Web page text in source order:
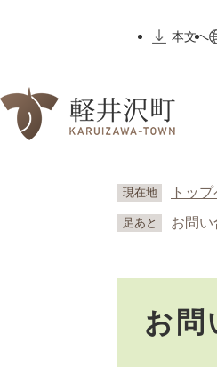
先
本文へ
現在地 トッ
足あと お問
お問